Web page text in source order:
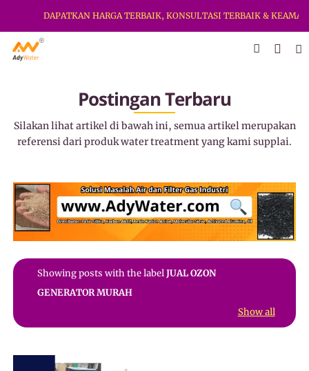
DAPATKAN HARGA TERBAIK, KONSULTASI TERBAIK &
Postingan Terbaru
Silakan lihat artikel di bawah ini, semua artikel merupakan
referensi dari produk water treatment yang kami supplai.
Showing posts with the labelJUAL OZON
GENERATOR MURAH
Show all